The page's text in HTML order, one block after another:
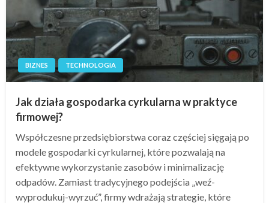
BIZNES TECHNOLOGIA
Jak działa gospodarka cyrkularna w praktyce
firmowej?
Współczesne przedsiębiorstwa coraz częściej sięgają po
modele gospodarki cyrkularnej, które pozwalają na
efektywne wykorzystanie zasobów i minimalizację
odpadów. Zamiast tradycyjnego podejścia „weź-
wyprodukuj-wyrzuć”, firmy wdrażają strategie, które